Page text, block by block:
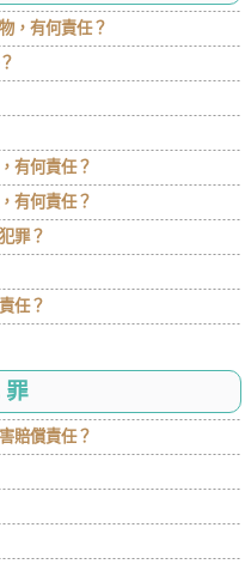
，有何責任？
有何責任？
有何責任？
罪？
任？
賠償責任？